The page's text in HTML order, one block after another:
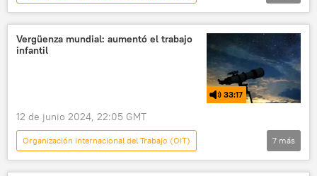
Una Mañana por Descubrir
sociedad
religión
Papa Francisco
Pietro Parolin
Vergüenza mundial: aumentó el trabajo
infantil
33:17
12 de junio 2024, 22:05 GMT
Organización Internacional del Trabajo (OIT)
Telescopio
Fernando Olivera
7 más